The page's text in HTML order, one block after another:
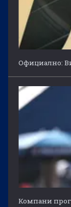
Официално:
Компани